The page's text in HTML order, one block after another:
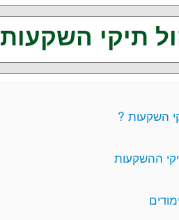
תיקי השקעות
השקעות ?
ההשקעות